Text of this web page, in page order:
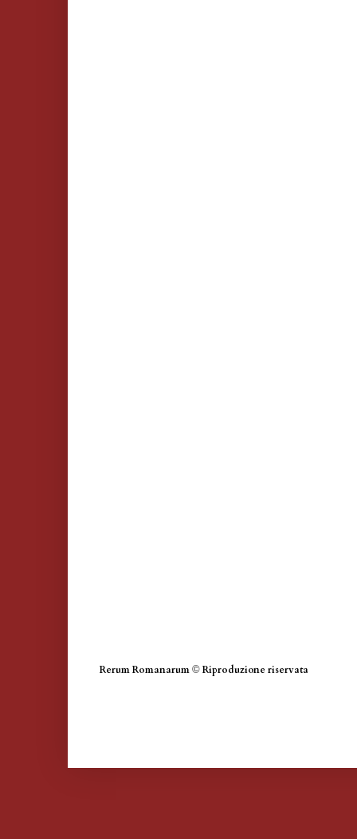
Rerum Romanarum © Riproduzione riservata